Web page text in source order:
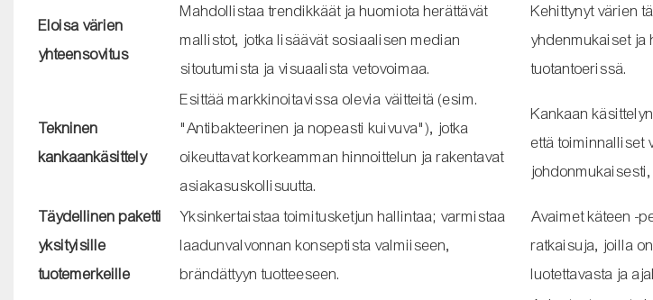
Eloisa värien
yhteensovitus
Mahdollistaa trendikkäät ja huomiota herättävät
mallistot, jotka lisäävät sosiaalisen median
sitoutumista ja visuaalista vetovoimaa.
Kehittynyt värien
yhdenmukaiset ja
tuotantoerissä.
Tekninen
kankaankäsittely
Esittää markkinoitavissa olevia väitteitä (esim.
"Antibakteerinen ja nopeasti kuivuva"), jotka
oikeuttavat korkeamman hinnoittelun ja rakentavat
asiakasuskollisuutta.
Kankaan
että toiminnalliset
Täydellinen paketti
yksityisille
tuotemerkeille
Yksinkertaistaa toimitusketjun hallintaa; varmistaa
laadunvalvonnan konseptista valmiiseen,
brändättyyn tuotteeseen.
Avaimet käteen -
ratkaisuja, joilla
luotettavasta ja